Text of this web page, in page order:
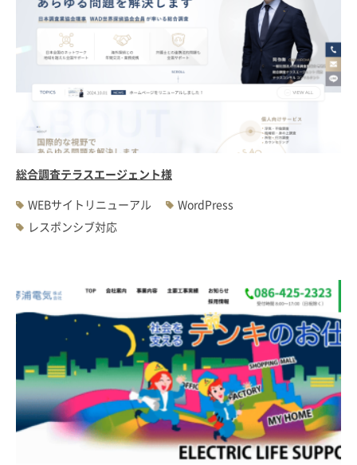
総合調査テラスエージェント様
WEBサイトリニューアル
WordPress
レスポンシブ対応